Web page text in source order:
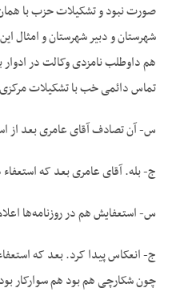
صورت نبود و تشکیلات حزب با
شهرستان و دبیر شهرستان و امثال
هم داوطلب نامزدی وکالت در
تماس دائمی خب با تشکیلات
س- آن تصادف آقای عامری بعد از
ج- بله. آقای عامری بعد که
س- استعفایش هم در روزنامه‌‌ها
ج- انعکاس پیدا کرد. بعد که
چون شکارچی هم بود هم سوارکار